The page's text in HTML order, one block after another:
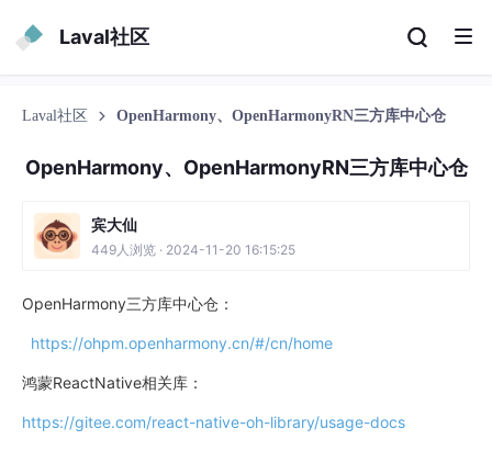
Laval社区
Laval社区 OpenHarmony、OpenHarmonyRN三方库中心仓
OpenHarmony、OpenHarmonyRN三方库中心仓
宾大仙
449人浏览 · 2024-11-20 16:15:25
OpenHarmony三方库中心仓：
https://ohpm.openharmony.cn/#/cn/home
鸿蒙ReactNative相关库：
https://gitee.com/react-native-oh-library/usage-docs